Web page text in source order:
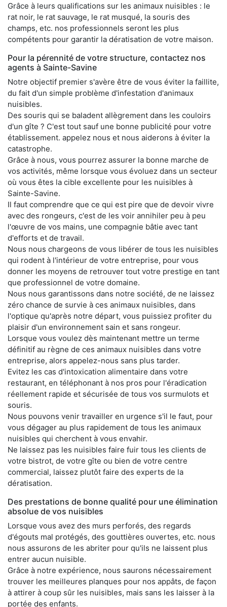
Grâce à leurs qualifications sur les animaux nuisibles : le
rat noir, le rat sauvage, le rat musqué, la souris des
champs, etc. nos professionnels seront les plus
compétents pour garantir la dératisation de votre maison.
Pour la pérennité de votre structure, contactez nos
agents à Sainte-Savine
Notre objectif premier s'avère être de vous éviter la faillite,
du fait d'un simple problème d'infestation d'animaux
nuisibles.
Des souris qui se baladent allègrement dans les couloirs
d'un gîte ? C'est tout sauf une bonne publicité pour votre
établissement. appelez nous et nous aiderons à éviter la
catastrophe.
Grâce à nous, vous pourrez assurer la bonne marche de
vos activités, même lorsque vous évoluez dans un secteur
où vous êtes la cible excellente pour les nuisibles à
Sainte-Savine.
Il faut comprendre que ce qui est pire que de devoir vivre
avec des rongeurs, c'est de les voir annihiler peu à peu
l'œuvre de vos mains, une compagnie bâtie avec tant
d'efforts et de travail.
Nous nous chargeons de vous libérer de tous les nuisibles
qui rodent à l'intérieur de votre entreprise, pour vous
donner les moyens de retrouver tout votre prestige en tant
que professionnel de votre domaine.
Nous nous garantissons dans notre société, de ne laissez
zéro chance de survie à ces animaux nuisibles, dans
l'optique qu'après notre départ, vous puissiez profiter du
plaisir d'un environnement sain et sans rongeur.
Lorsque vous voulez dès maintenant mettre un terme
définitif au règne de ces animaux nuisibles dans votre
entreprise, alors appelez-nous sans plus tarder.
Evitez les cas d'intoxication alimentaire dans votre
restaurant, en téléphonant à nos pros pour l'éradication
réellement rapide et sécurisée de tous vos surmulots et
souris.
Nous pouvons venir travailler en urgence s'il le faut, pour
vous dégager au plus rapidement de tous les animaux
nuisibles qui cherchent à vous envahir.
Ne laissez pas les nuisibles faire fuir tous les clients de
votre bistrot, de votre gîte ou bien de votre centre
commercial, laissez plutôt faire des experts de la
dératisation.
Des prestations de bonne qualité pour une élimination
absolue de vos nuisibles
Lorsque vous avez des murs perforés, des regards
d'égouts mal protégés, des gouttières ouvertes, etc. nous
nous assurons de les abriter pour qu'ils ne laissent plus
entrer aucun nuisible.
Grâce à notre expérience, nous saurons nécessairement
trouver les meilleures planques pour nos appâts, de façon
à attirer à coup sûr les nuisibles, mais sans les laisser à la
portée des enfants.